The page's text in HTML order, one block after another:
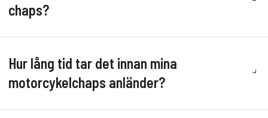
chaps?
Hur lång tid tar det innan mina
motorcykelchaps anländer?